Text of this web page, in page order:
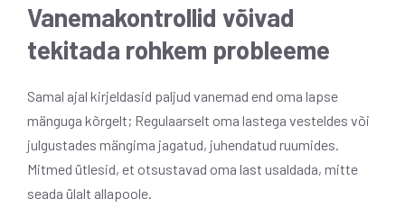
Vanemakontrollid võivad
tekitada rohkem probleeme
Samal ajal kirjeldasid paljud vanemad end oma lapse
mänguga kõrgelt; Regulaarselt oma lastega vesteldes või
julgustades mängima jagatud, juhendatud ruumides.
Mitmed ütlesid, et otsustavad oma last usaldada, mitte
seada ülalt allapoole.